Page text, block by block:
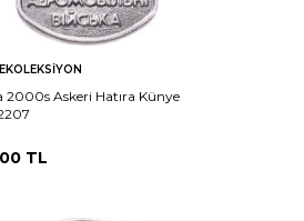
Sepete
Ekle
2000s Askeri Hatıra Künye
TL